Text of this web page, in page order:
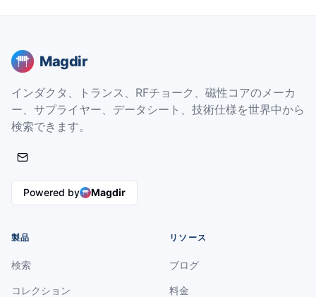
Magdir
インダクタ、トランス、RFチョーク、磁性コアのメーカ
ー、サプライヤー、データシート、技術仕様を世界中から
検索できます。
Powered by Magdir
製品
検索
コレクション
リソース
ブログ
料金